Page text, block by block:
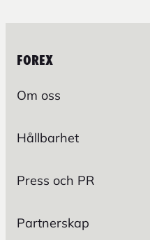
FOREX
Om oss
Hållbarhet
Press och PR
Partnerskap